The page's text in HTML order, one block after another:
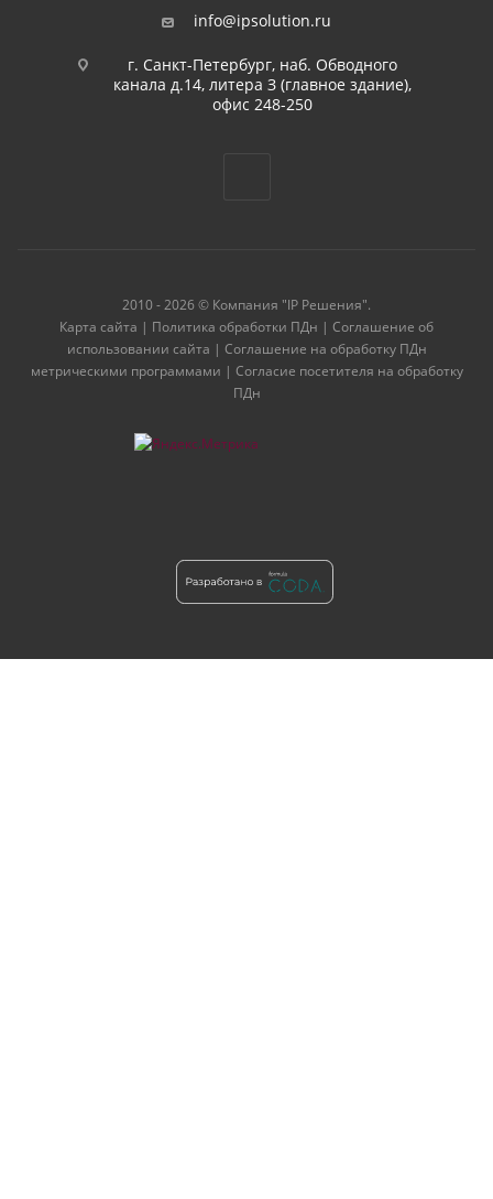
info@ipsolution.ru
г. Санкт-Петербург, наб. Обводного
канала д.14, литера З (главное здание),
офис 248-250
2010 - 2026 © Компания "IP Решения".
Карта сайта | Политика обработки ПДн | Соглашение об
использовании сайта | Соглашение на обработку ПДн
метрическими программами | Согласие посетителя на обработку
ПДн